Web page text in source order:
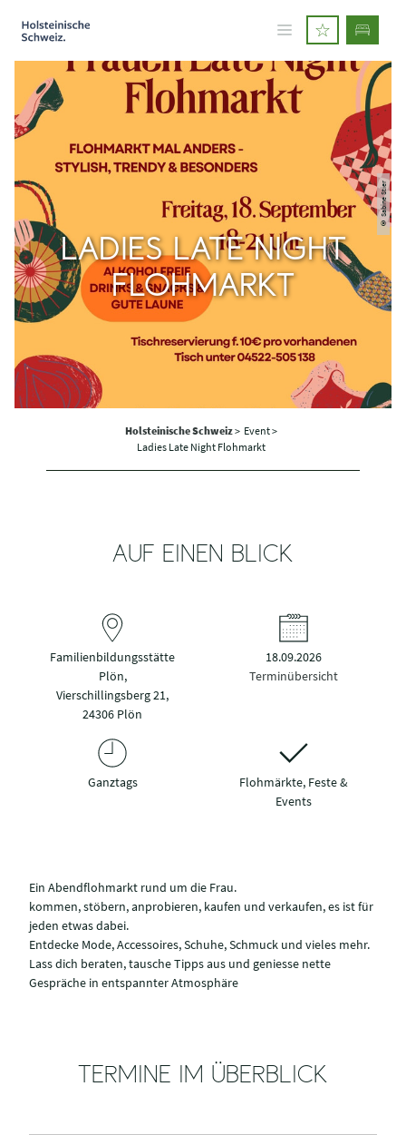
© Sabine Stier
LADIES LATE NIGHT
FLOHMARKT
Holsteinische Schweiz> Event >
Ladies Late Night Flohmarkt
AUF EINEN BLICK
Familienbildungsstätte
Plön,
Vierschillingsberg 21,
24306 Plön
18.09.2026
Terminübersicht
Ganztags
Flohmärkte, Feste &
Events
Ein Abendflohmarkt rund um die Frau.
kommen, stöbern, anprobieren, kaufen und verkaufen, es ist für
jeden etwas dabei.
Entdecke Mode, Accessoires, Schuhe, Schmuck und vieles mehr.
Lass dich beraten, tausche Tipps aus und geniesse nette
Gespräche in entspannter Atmosphäre
TERMINE IM ÜBERBLICK